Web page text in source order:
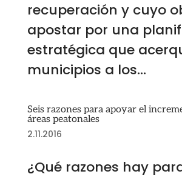
recuperación y cuyo
apostar por una
estratégica que
municipios a los...
Seis razones para apoyar el
áreas peatonales
2.11.2016
¿Qué razones hay